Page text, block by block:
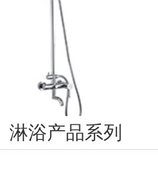
淋浴产品系列